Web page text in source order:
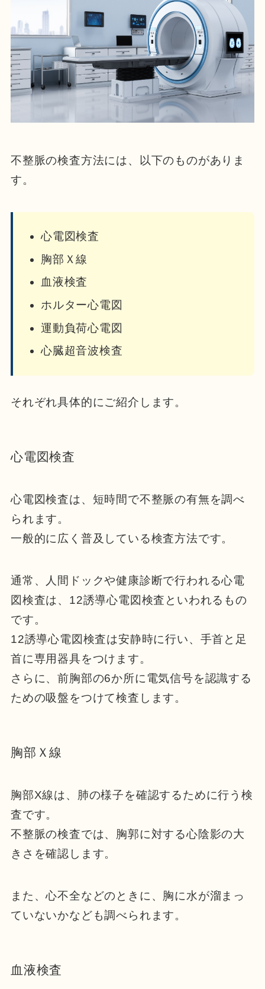
不整脈の検査方法には、以下のものがありま
す。
心電図検査
胸部Ｘ線
血液検査
ホルター心電図
運動負荷心電図
心臓超音波検査
それぞれ具体的にご紹介します。
心電図検査
心電図検査は、短時間で不整脈の有無を調べ
られます。
一般的に広く普及している検査方法です。
通常、人間ドックや健康診断で行われる心電
図検査は、12誘導心電図検査といわれるもの
です。
12誘導心電図検査は安静時に行い、手首と足
首に専用器具をつけます。
さらに、前胸部の6か所に電気信号を認識する
ための吸盤をつけて検査します。
胸部Ｘ線
胸部X線は、肺の様子を確認するために行う検
査です。
不整脈の検査では、胸郭に対する心陰影の大
きさを確認します。
また、心不全などのときに、胸に水が溜まっ
ていないかなども調べられます。
血液検査